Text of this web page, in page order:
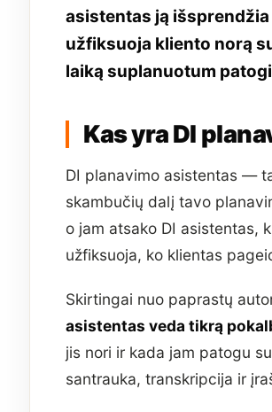
asistentas ją
užfiksuoja kliento norą
laiką suplanuotum
Kas yra DI
DI planavimo asistentas —
skambučių dalį tavo
o jam atsako DI asistentas,
užfiksuoja, ko klientas
Skirtingai nuo paprastų
asistentas veda tikrą
jis nori ir kada jam patogu
santrauka, transkripcija ir